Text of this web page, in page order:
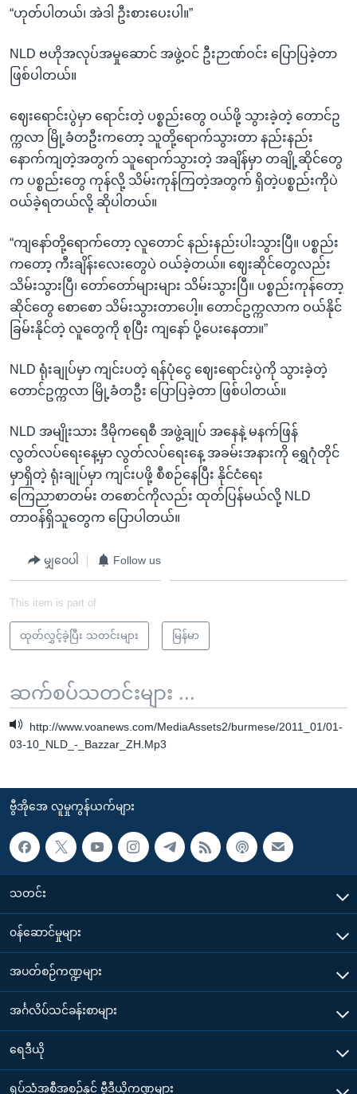
“ဟုတ်ပါတယ်၊ အဲဒါ ဦးစားပေးပါ။”
NLD ဗဟိုအလုပ်အမှုဆောင် အဖွဲ့ဝင် ဦးဉာဏ်ဝင်း ပြောပြခဲ့တာ
ဖြစ်ပါတယ်။
ဈေးရောင်းပွဲမှာ ရောင်းတဲ့ ပစ္စည်းတွေ ဝယ်ဖို့ သွားခဲ့တဲ့ တောင်ဥ
က္ကလာ မြို့ခံတဦးကတော့ သူတို့ရောက်သွားတာ နည်းနည်း
နောက်ကျတဲ့အတွက် သူရောက်သွားတဲ့ အချိန်မှာ တချို့ဆိုင်တွေ
က ပစ္စည်းတွေ ကုန်လို့ သိမ်းကုန်ကြတဲ့အတွက် ရှိတဲ့ပစ္စည်းကိုပဲ
ဝယ်ခဲ့ရတယ်လို့ ဆိုပါတယ်။
“ကျနော်တို့ရောက်တော့ လူတောင် နည်းနည်းပါးသွားပြီ။ ပစ္စည်း
ကတော့ ကီးချိန်းလေးတွေပဲ ဝယ်ခဲ့တယ်။ ဈေးဆိုင်တွေလည်း
သိမ်းသွားပြီ၊ တော်တော်များများ သိမ်းသွားပြီ။ ပစ္စည်းကုန်တော့
ဆိုင်တွေ စောစော သိမ်းသွားတာပေါ့။ တောင်ဥက္ကလာက ဝယ်နိုင်
ခြမ်းနိုင်တဲ့ လူတွေကို စုပြီး ကျနော် ပို့ပေးနေတာ။”
NLD ရုံးချုပ်မှာ ကျင်းပတဲ့ ရန်ပုံငွေ ဈေးရောင်းပွဲကို သွားခဲ့တဲ့
တောင်ဥက္ကလာ မြို့ခံတဦး ပြောပြခဲ့တာ ဖြစ်ပါတယ်။
NLD အမျိုးသား ဒီမိုကရေစီ အဖွဲ့ချုပ် အနေနဲ့ မနက်ဖြန်
လွတ်လပ်ရေးနေ့မှာ လွတ်လပ်ရေးနေ့ အခမ်းအနားကို ရွှေဂုံတိုင်
မှာရှိတဲ့ ရုံးချုပ်မှာ ကျင်းပဖို့ စီစဉ်နေပြီး နိုင်ငံရေး
ကြေညာစာတမ်း တစောင်ကိုလည်း ထုတ်ပြန်မယ်လို့ NLD
တာဝန်ရှိသူတွေက ပြောပါတယ်။
မျှဝေပါ Follow us
This item is part of
ထုတ်လွှင့်ခဲ့ပြီး သတင်းများ မြန်မာ
ဆက်စပ်သတင်းများ ...
http://www.voanews.com/MediaAssets2/burmese/2011_01/01-
03-10_NLD_-_Bazzar_ZH.Mp3
ဗွီအိုအေ လူမှုကွန်ယက်များ
သတင်း
၀န်ဆောင်မှုများ
အပတ်စဉ်ကဏ္ဍများ
အင်္ဂလိပ်သင်ခန်းစာများ
ရေဒီယို
ရုပ်သံအစီအစဉ်နှင့် ဗွီဒီယိုကဏ္ဍများ